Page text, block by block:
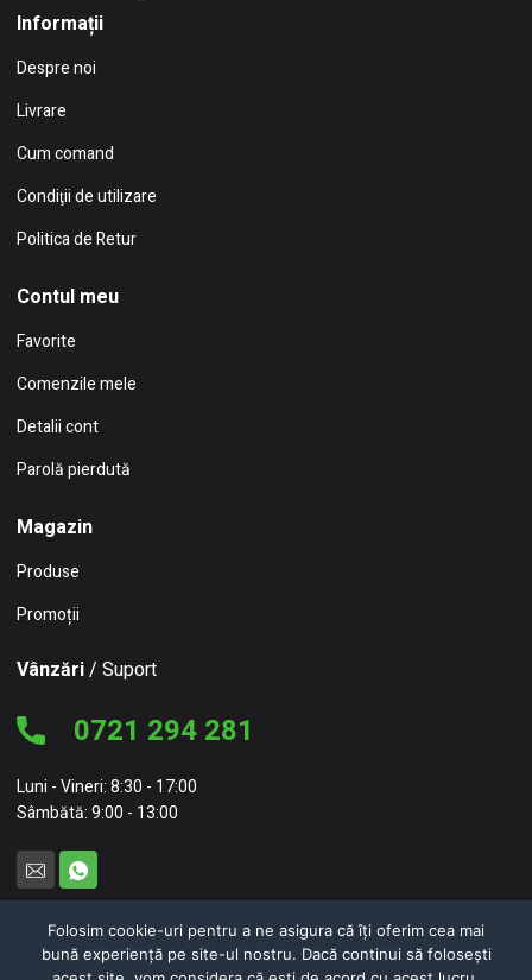
Informații
Despre noi
Livrare
Cum comand
Condiţii de utilizare
Politica de Retur
Contul meu
Favorite
Comenzile mele
Detalii cont
Parolă pierdută
Magazin
Produse
Promoții
Vânzări/ Suport
0721 294 281
Luni - Vineri: 8:30 - 17:00
Sâmbătă: 9:00 - 13:00
© 2026 NC Concept – NEW CONCEPT HOME FURNITURE SRL
Folosim cookie-uri pentru a ne asigura că îți oferim cea mai
bună experiență pe site-ul nostru. Dacă continui să folosești